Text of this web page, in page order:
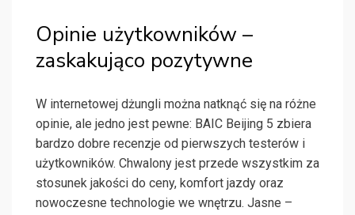
Opinie użytkowników –
zaskakująco pozytywne
W internetowej dżungli można natknąć się na różne
opinie, ale jedno jest pewne: BAIC Beijing 5 zbiera
bardzo dobre recenzje od pierwszych testerów i
użytkowników. Chwalony jest przede wszystkim za
stosunek jakości do ceny, komfort jazdy oraz
nowoczesne technologie we wnętrzu. Jasne –